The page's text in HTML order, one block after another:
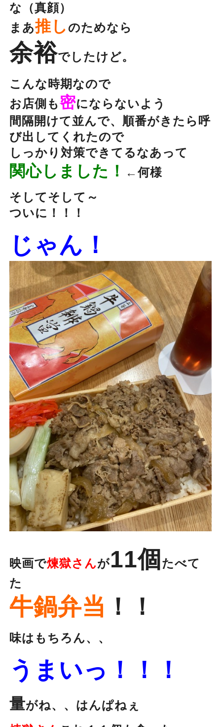
な（真顔）
まあ推し のためなら
余裕でしたけど。
こんな時期なので
お店側も密にならないよう
間隔開けて並んで、順番がきたら呼
び出してくれたので
しっかり対策できてるなあって
関心しました！
←何様
そしてそして～
ついに！！！
じゃん！
映画で煉獄さんが11個 たべて
た
牛鍋弁当 ！！
味はもちろん、、
うまいっ！！！
量がね、、はんぱねぇ